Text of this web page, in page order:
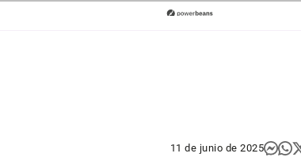
11 de junio de 2025